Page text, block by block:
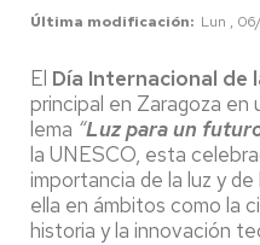
Última modificación Lun ,
El Día Internacional de
principal en Zaragoza en
lema “Luz para un
la UNESCO, esta
importancia de la luz y
ella en ámbitos como la
historia y la innovación